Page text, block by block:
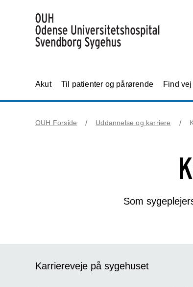
Akut Til patienter og pårørende Find
OUH Forside Uddannelse og karriere
Som
Karriereveje på sygehuset